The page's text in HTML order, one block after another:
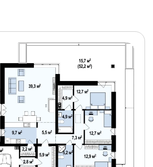
застройщиков мечтает о том,
средством достижения
камины для дома
присутствуют в
Z500.